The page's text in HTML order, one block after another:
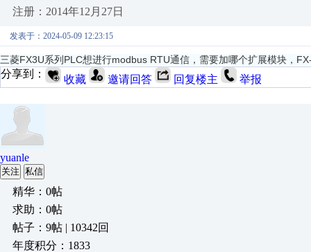
注册：2014年12月27日
发表于：2024-05-09 12:23:15
三菱FX3U系列PLC想进行modbus RTU通信，需要加哪个扩展模块，
分享到： 收藏 邀请回答 回复楼主 举报
yuanle
关注 私信
精华：0帖
求助：0帖
帖子：9帖 | 10342回
年度积分：1833